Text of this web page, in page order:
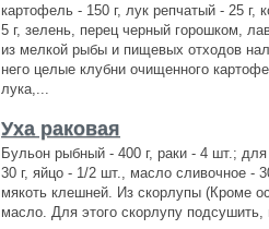
картофель - 150 г, лук репчатый - 25 г,
5 г, зелень, перец черный горошком,
из мелкой рыбы и пищевых отходов
него целые клубни очищенного
лука,...
Уха раковая
Бульон рыбный - 400 г, раки - 4 шт.;
30 г, яйцо - 1/2 шт., масло сливочное -
мякоть клешней. Из скорлупы (Кроме
масло. Для этого скорлупу